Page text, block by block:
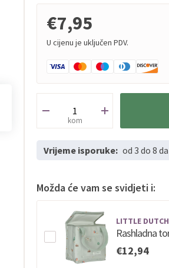
€7,95
U cijenu je uključen PDV.
kom
Vrijeme isporuke: od 3 do 8
Možda će vam se svidjeti i:
LITTLE DUTCH
Rashladna
€12,94